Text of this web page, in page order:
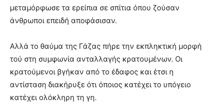
μεταμόρφωσε τα ερείπια σε σπίτια όπου ζούσαν
άνθρωποι επειδή αποφάσισαν.
Αλλά το θαύμα της Γάζας πήρε την εκπληκτική μορφή
τού στη συμφωνία ανταλλαγής κρατουμένων. Οι
κρατούμενοι βγήκαν από το έδαφος και έτσι η
αντίσταση διακήρυξε ότι όποιος κατέχει το υπόγειο
κατέχει ολόκληρη τη γη.